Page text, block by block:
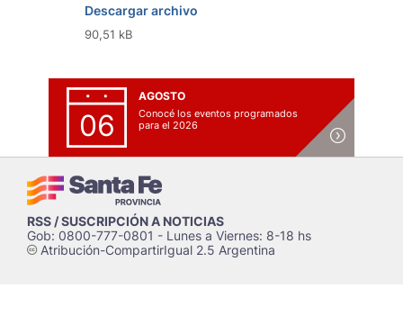
Descargar archivo
90,51 kB
06
AGOSTO
Conocé los eventos programados
para el 2026
RSS / SUSCRIPCIÓN A NOTICIAS
Gob: 0800-777-0801 - Lunes a Viernes: 8-18 hs
cAtribución-CompartirIgual 2.5 Argentina